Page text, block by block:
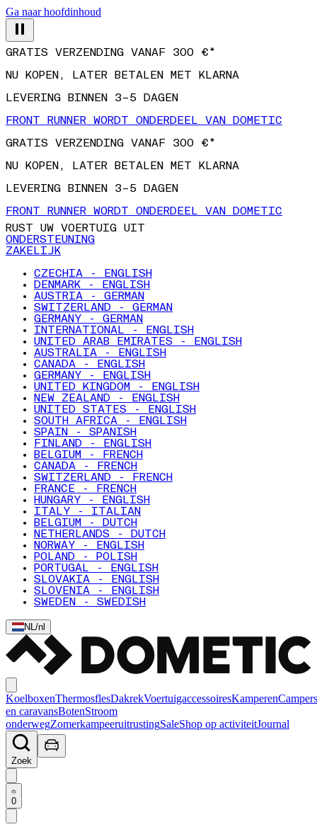
Ga naar hoofdinhoud
GRATIS VERZENDING VANAF 300 €*
NU KOPEN, LATER BETALEN MET KLARNA
LEVERING BINNEN 3–5 DAGEN
FRONT RUNNER WORDT ONDERDEEL VAN DOMETIC
GRATIS VERZENDING VANAF 300 €*
NU KOPEN, LATER BETALEN MET KLARNA
LEVERING BINNEN 3–5 DAGEN
FRONT RUNNER WORDT ONDERDEEL VAN DOMETIC
RUST UW VOERTUIG UIT
ONDERSTEUNING
ZAKELIJK
CZECHIA - ENGLISH
DENMARK - ENGLISH
AUSTRIA - GERMAN
SWITZERLAND - GERMAN
GERMANY - GERMAN
INTERNATIONAL - ENGLISH
UNITED ARAB EMIRATES - ENGLISH
AUSTRALIA - ENGLISH
CANADA - ENGLISH
GERMANY - ENGLISH
UNITED KINGDOM - ENGLISH
NEW ZEALAND - ENGLISH
UNITED STATES - ENGLISH
SOUTH AFRICA - ENGLISH
SPAIN - SPANISH
FINLAND - ENGLISH
BELGIUM - FRENCH
CANADA - FRENCH
SWITZERLAND - FRENCH
FRANCE - FRENCH
HUNGARY - ENGLISH
ITALY - ITALIAN
BELGIUM - DUTCH
NETHERLANDS - DUTCH
NORWAY - ENGLISH
POLAND - POLISH
PORTUGAL - ENGLISH
SLOVAKIA - ENGLISH
SLOVENIA - ENGLISH
SWEDEN - SWEDISH
NL/nl
KoelboxenThermosflesDakrekVoertuigaccessoiresKamperenCampers
en caravansBotenStroom
onderwegZomerkampeeruitrustingSaleShop op activiteitJournal
Zoek
0